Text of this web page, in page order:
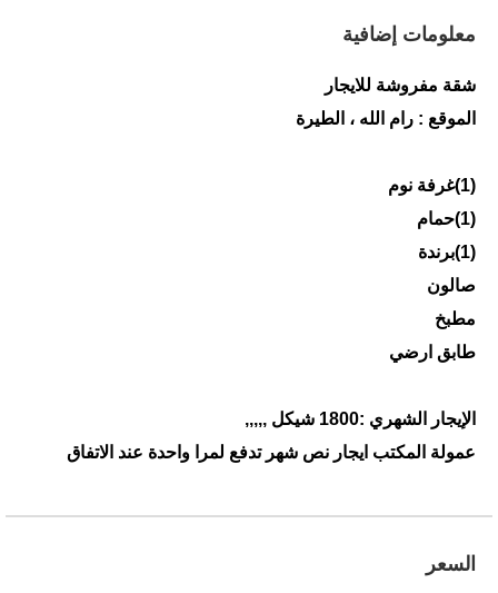
معلومات إضافية
شقة مفروشة للايجار
الموقع : رام الله ، الطيرة
(1)غرفة نوم
(1)حمام
(1)برندة
صالون
مطبخ
طابق ارضي
الإيجار الشهري :1800 شيكل ,,,,,
عمولة المكتب ايجار نص شهر تدفع لمرا واحدة عند الاتفاق
السعر